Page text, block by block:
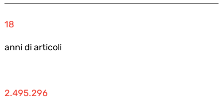
18
anni di articoli
2.495.296